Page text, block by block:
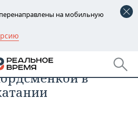
на мобильную
абсолютной
в